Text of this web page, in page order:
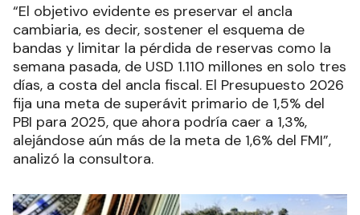
“El objetivo evidente es preservar el ancla
cambiaria, es decir, sostener el esquema de
bandas y limitar la pérdida de reservas como la
semana pasada, de USD 1.110 millones en solo tres
días, a costa del ancla fiscal. El Presupuesto 2026
fija una meta de superávit primario de 1,5% del
PBI para 2025, que ahora podría caer a 1,3%,
alejándose aún más de la meta de 1,6% del FMI”,
analizó la consultora.